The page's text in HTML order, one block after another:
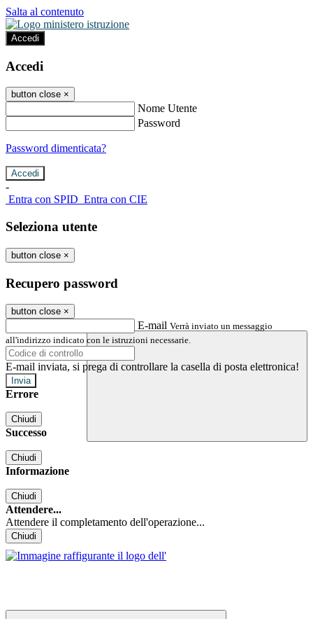
Salta al contenuto
Accedi
Accedi
button close ×
Nome Utente
Password
Password dimenticata?
-
Entra con SPID Entra con CIE
Seleziona utente
button close ×
Recupero password
button close ×
E-mail Verrà inviato un messaggio
all'indirizzo indicato con le istruzioni necessarie.
E-mail inviata, si prega di controllare la casella di posta elettronica!
Errore
Chiudi
Successo
Chiudi
Informazione
Chiudi
Attendere...
Attendere il completamento dell'operazione...
Chiudi